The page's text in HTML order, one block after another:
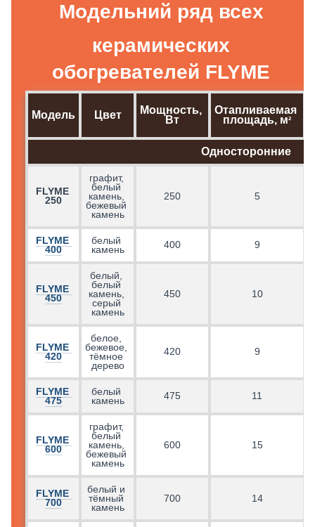
Модельний ряд всех
керамических
обогревателей FLYME
Модель Цвет
Мощность,
Вт
Отапливаемая
площадь, м²
Односторонние
FLYME
250
графит,
белый
камень,
бежевый
камень
250 5
FLYME
400
белый
камень
400 9
FLYME
450
белый,
белый
камень,
серый
камень
450 10
FLYME
420
белое,
бежевое,
тёмное
дерево
420 9
FLYME
475
белый
камень
475 11
FLYME
600
графит,
белый
камень,
бежевый
камень
600 15
FLYME
700
белый и
тёмный
камень
700 14